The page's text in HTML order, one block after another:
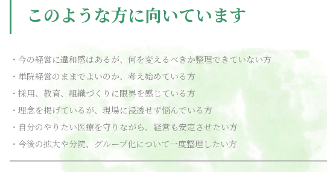
このような方に向いています
・今の経営に違和感はあるが、何を変えるべきか整理できていない方
・単院経営のままでよいのか、考え始めている方
・採用、教育、組織づくりに限界を感じている方
・理念を掲げているが、現場に浸透せず悩んでいる方
・自分のやりたい医療を守りながら、経営も安定させたい方
・今後の拡大や分院、グループ化について一度整理したい方